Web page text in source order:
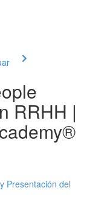
RRHH |
Presentación del